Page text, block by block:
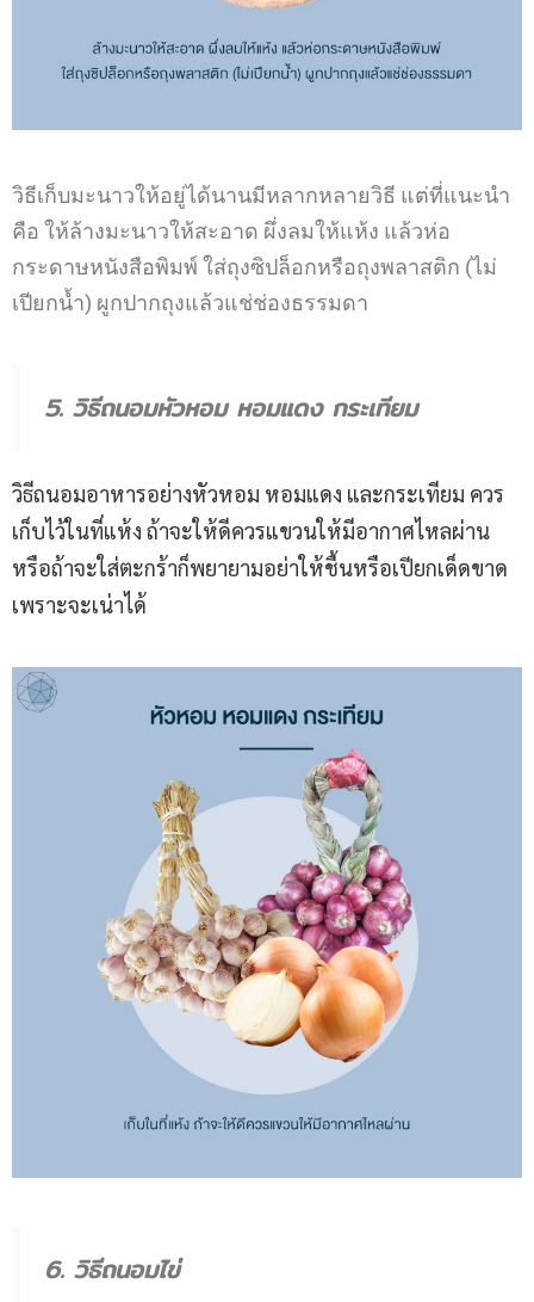
วิธีเก็บมะนาวให้อยู่ได้นานมีหลากหลายวิธี แต่ที่แนะนำ
คือ ให้ล้างมะนาวให้สะอาด ผึ่งลมให้แห้ง แล้วห่อ
กระดาษหนังสือพิมพ์ ใส่ถุงซิปล็อกหรือถุงพลาสติก (ไม่
เปียกน้ำ) ผูกปากถุงแล้วแช่ช่องธรรมดา
5. วิธีถนอมหัวหอม หอมแดง กระเทียม
วิธีถนอมอาหารอย่างหัวหอม หอมแดง และกระเทียม ควร
เก็บไว้ในที่แห้ง ถ้าจะให้ดีควรแขวนให้มีอากาศไหลผ่าน
หรือถ้าจะใส่ตะกร้าก็พยายามอย่าให้ชื้นหรือเปียกเด็ดขาด
เพราะจะเน่าได้
6. วิธีถนอมไข่